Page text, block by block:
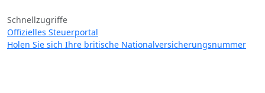
Schnellzugriffe
Offizielles Steuerportal
Holen Sie sich Ihre britische Nationalversicherungsnummer